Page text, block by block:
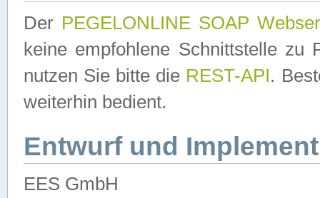
Der PEGELONLINE SOAP
keine empfohlene Schnittstelle zu
nutzen Sie bitte die REST-API.
weiterhin bedient.
Entwurf und
EES GmbH